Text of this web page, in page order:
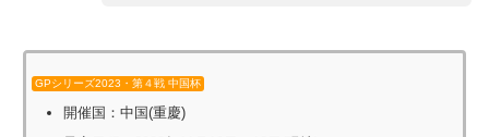
GPシリーズ2023・第４戦 中国杯
開催国：中国(重慶)